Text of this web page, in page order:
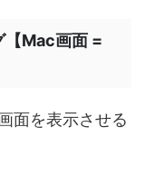
Mac画面 =
面を表示させる